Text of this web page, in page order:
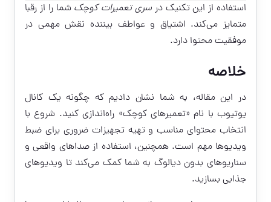
استفاده از این تکنیک درسری تعمیرات کوچک شما را از رقبا
متمایز می‌کند. اشتیاق و عواطف بیننده نقش مهمی در
موفقیت محتوا دارد.
خلاصه
در این مقاله، به شما نشان دادیم که چگونه یک کانال
یوتیوب با نام «تعمیرهای کوچک» راه‌اندازی کنید. شروع با
انتخاب محتوای مناسب و تهیه تجهیزات ضروری برای ضبط
ویدیوها مهم است. همچنین، استفاده از صداهای واقعی و
سناریوهای بدون دیالوگ به شما کمک می‌کند تا ویدیوهای
جذابی بسازید.